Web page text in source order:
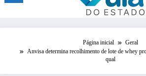
Página inicial
Geral
Anvisa determina recolhimento de lote de whey
qual